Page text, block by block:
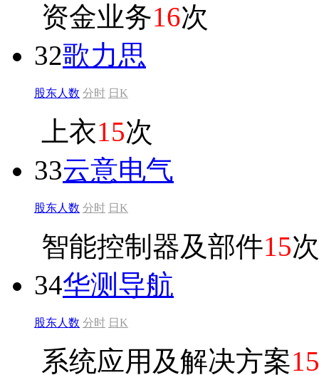
资金业务16次
32歌力思
股东人数 分时 日K
上衣15次
33云意电气
股东人数 分时 日K
智能控制器及部件15次
34华测导航
股东人数 分时 日K
系统应用及解决方案15